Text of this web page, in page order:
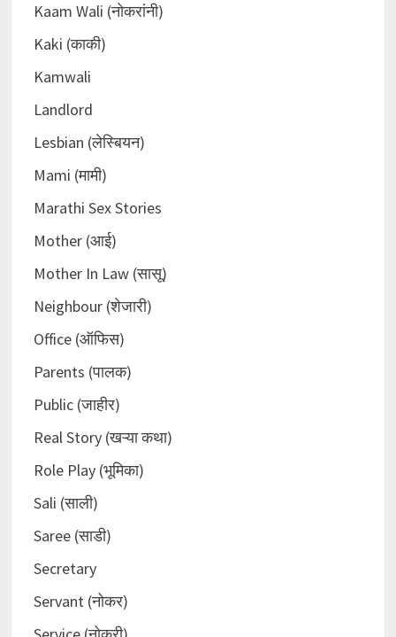
Kaam Wali (नोकरांनी)
Kaki (काकी)
Kamwali
Landlord
Lesbian (लेस्बियन)
Mami (मामी)
Marathi Sex Stories
Mother (आई)
Mother In Law (सासू)
Neighbour (शेजारी)
Office (ऑफिस)
Parents (पालक)
Public (जाहीर)
Real Story (खऱ्या कथा)
Role Play (भूमिका)
Sali (साली)
Saree (साडी)
Secretary
Servant (नोकर)